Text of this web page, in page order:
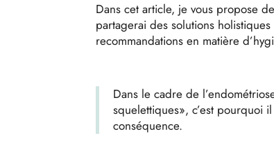
Dans cet article, je vous propose
partagerai des solutions
recommandations en matière
Dans le cadre de
squelettiques», c’est pourquoi
conséquence.